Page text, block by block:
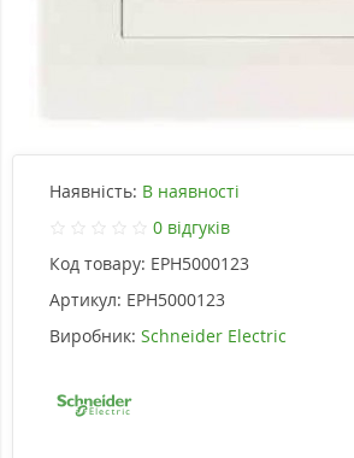
Наявність: В наявності
0 відгуків
Код товару: EPH5000123
Артикул: EPH5000123
Виробник: Schneider Electric